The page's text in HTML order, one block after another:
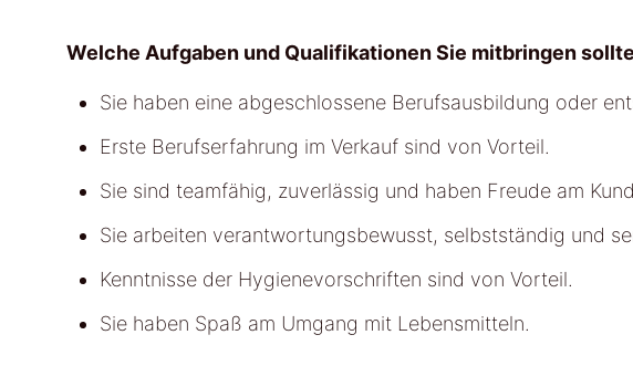
Welche Aufgaben und Qualifikationen Sie mitbringen
Sie haben eine abgeschlossene Berufsausbildung oder
Erste Berufserfahrung im Verkauf sind von Vorteil.
Sie sind teamfähig, zuverlässig und haben Freude am
Sie arbeiten verantwortungsbewusst, selbstständig und
Kenntnisse der Hygienevorschriften sind von Vorteil.
Sie haben Spaß am Umgang mit Lebensmitteln.